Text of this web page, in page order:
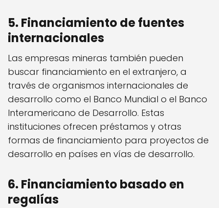
5. Financiamiento de fuentes
internacionales
Las empresas mineras también pueden
buscar financiamiento en el extranjero, a
través de organismos internacionales de
desarrollo como el Banco Mundial o el Banco
Interamericano de Desarrollo. Estas
instituciones ofrecen préstamos y otras
formas de financiamiento para proyectos de
desarrollo en países en vías de desarrollo.
6. Financiamiento basado en
regalías